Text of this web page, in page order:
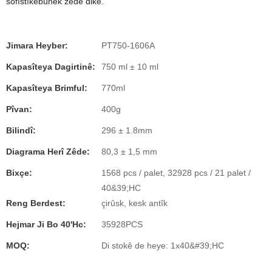
Jimara Heyber: PT750-1606A
Kapasîteya Dagirtinê: 750 ml ± 10 ml
Kapasîteya Brimful: 770ml
Pîvan: 400g
Bilindî: 296 ± 1.8mm
Diagrama Herî Zêde: 80,3 ± 1,5 mm
Bixçe:
1568 pcs / palet, 32928 pcs / 21 palet /
40&39;HC
Reng Berdest:
çirûsk, kesk antîk
Hejmar Ji Bo 40'hc: 35928PCS
MOQ: Di stokê de heye: 1x40&#39;HC